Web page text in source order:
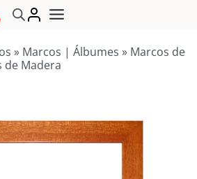
» Marcos | Álbumes » Marcos de
de Madera